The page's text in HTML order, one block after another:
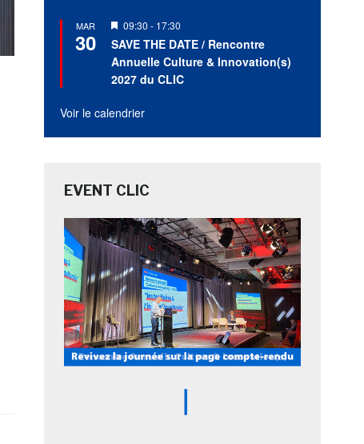
MAR
30
Mis
en
avant
09:30 - 17:30
SAVE THE DATE / Rencontre
Annuelle Culture & Innovation(s)
2027 du CLIC
Voir le calendrier
EVENT CLIC